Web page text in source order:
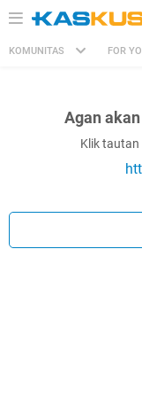
KOMUNITAS FOR
Agan
Klik